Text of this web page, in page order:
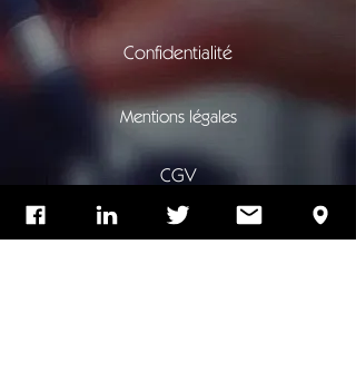
Confidentialité
Mentions légales
CGV
Contact